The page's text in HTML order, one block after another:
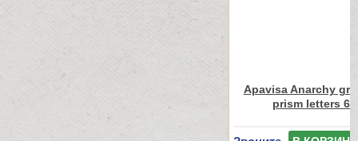
Apavisa Anarchy
prism letters